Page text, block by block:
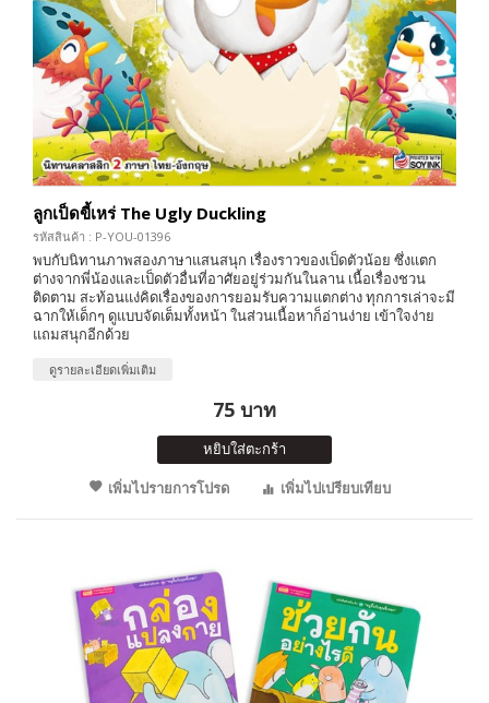
ลูกเป็ดขี้เหร่ The Ugly Duckling
รหัสสินค้า : P-YOU-01396
พบกับนิทานภาพสองภาษาแสนสนุก เรื่องราวของเป็ดตัวน้อย ซึ่งแตก
ต่างจากพี่น้องและเป็ดตัวอื่นที่อาศัยอยู่ร่วมกันในลาน เนื้อเรื่องชวน
ติดตาม สะท้อนแง่คิดเรื่องของการยอมรับความแตกต่าง ทุกการเล่าจะมี
ฉากให้เด็กๆ ดูแบบจัดเต็มทั้งหน้า ในส่วนเนื้อหาก็อ่านง่าย เข้าใจง่าย
แถมสนุกอีกด้วย
ดูรายละเอียดเพิ่มเติม
75 บาท
หยิบใส่ตะกร้า
เพิ่มไปรายการโปรด
เพิ่มไปเปรียบเทียบ